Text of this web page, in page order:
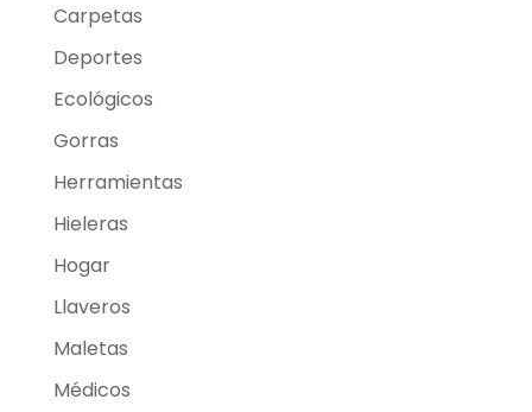
Carpetas
Deportes
Ecológicos
Gorras
Herramientas
Hieleras
Hogar
Llaveros
Maletas
Médicos